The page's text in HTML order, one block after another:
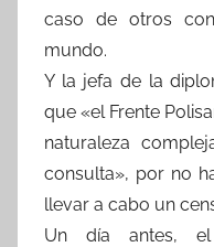
caso de otros
mundo.
Y la jefa de la
que «el Frente
naturaleza
consulta», por no
llevar a cabo un
Un día antes,